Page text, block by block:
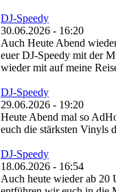
DJ-Speedy
30.06.2026 - 16:20
Auch Heute Abend
euer DJ-Speedy mit der
wieder mit auf meine
DJ-Speedy
29.06.2026 - 19:20
Heute Abend mal so
euch die stärksten Vinyls
DJ-Speedy
18.06.2026 - 16:54
Auch heute wieder ab 20